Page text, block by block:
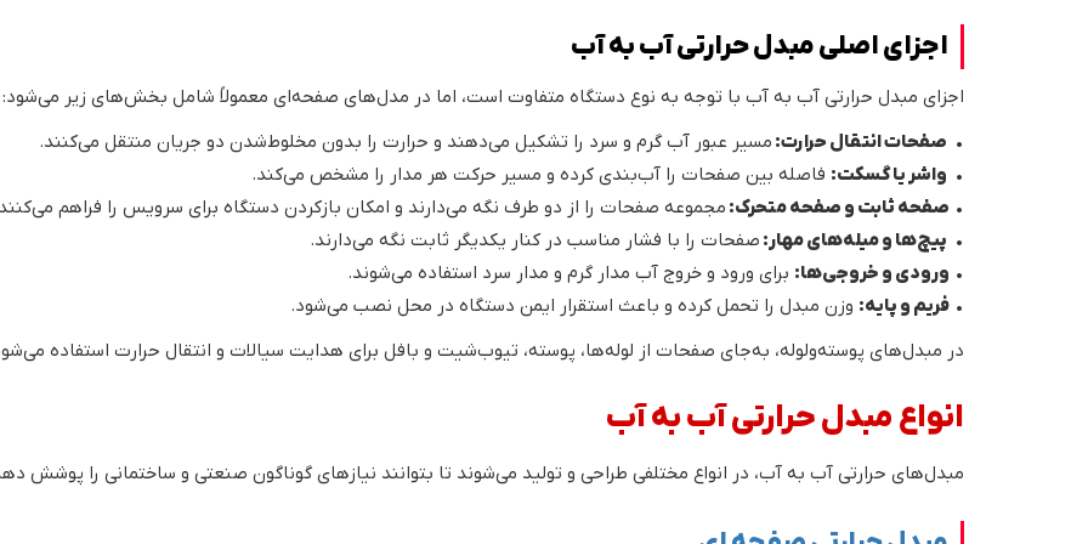
اجزای اصلی مبدل حرارتی آب به آب
اجزای مبدل حرارتی آب به آب با توجه به نوع دستگاه متفاوت است، اما در مدل‌های صفحه‌ای معمولاً شامل بخش‌های زیر می‌شود:
• صفحات انتقال حرارت: مسیر عبور آب گرم و سرد را تشکیل می‌دهند و حرارت را بدون مخلوط‌شدن دو جریان منتقل می‌کنند.
• واشر یا گسکت: فاصله بین صفحات را آب‌بندی کرده و مسیر حرکت هر مدار را مشخص می‌کند.
• صفحه ثابت و صفحه متحرک: مجموعه صفحات را از دو طرف نگه می‌دارند و امکان بازکردن دستگاه برای سرویس را فراهم
• پیچ‌ها و میله‌های مهار: صفحات را با فشار مناسب در کنار یکدیگر ثابت نگه می‌دارند.
• ورودی و خروجی‌ها: برای ورود و خروج آب مدار گرم و مدار سرد استفاده می‌شوند.
• فریم و پایه: وزن مبدل را تحمل کرده و باعث استقرار ایمن دستگاه در محل نصب می‌شود.
در مبدل‌های پوسته‌ولوله، به‌جای صفحات از لوله‌ها، پوسته، تیوب‌شیت و بافل برای هدایت سیالات و انتقال حرارت استفاده
انواع مبدل حرارتی آب به آب
مبدل‌های حرارتی آب به آب، در انواع مختلفی طراحی و تولید می‌شوند تا بتوانند نیازهای گوناگون صنعتی و ساختمانی را پوشش